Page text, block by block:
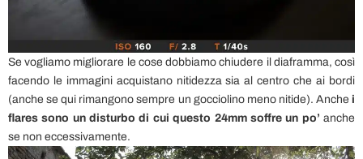
Se vogliamo migliorare le cose dobbiamo chiudere il diaframma, così
facendo le immagini acquistano nitidezza sia al centro che ai bordi
(anche se qui rimangono sempre un gocciolino meno nitide). Anche i
flares sono un disturbo di cui questo 24mm soffre un po’ anche
se non eccessivamente.